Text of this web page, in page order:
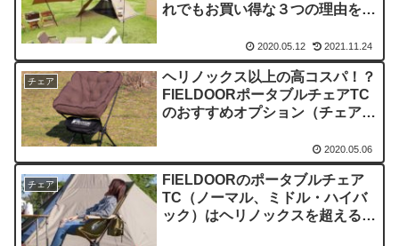
れでもお買い得な３つの理由をサ
2020.05.12 2021.11.24
チェア
ヘリノックス以上の高コスパ！？
FIELDOORポータブルチェアTC
のおすすめオプション（チェアカ
2020.05.06
チェア
FIELDOORのポータブルチェア
TC（ノーマル、ミドル・ハイバ
ック）はヘリノックスを超える高